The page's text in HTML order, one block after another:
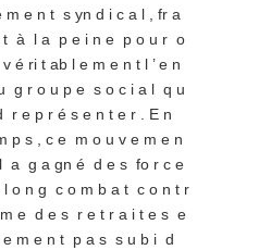
m e n t s yn d i c a l , fr a
t à l a p e i n e p o u r o
é ri t ab l e m e n t l ’ e n
g r o u p e s o c i a l q u
r e p r é s e n t e r . E n
p s , c e m o u v e m e n
a g a gn é d e s fo r c e
o n g c o m b a t c o n t r
e d e s r e t r a i t e s e
e m e n t p a s s u b i d